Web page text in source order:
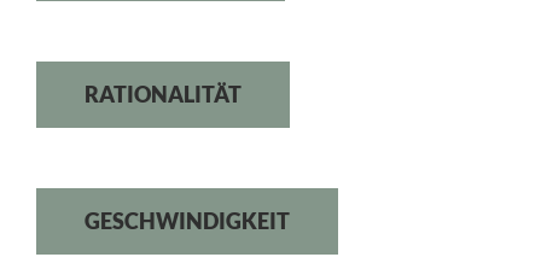
RATIONALITÄT
GESCHWINDIGKEIT